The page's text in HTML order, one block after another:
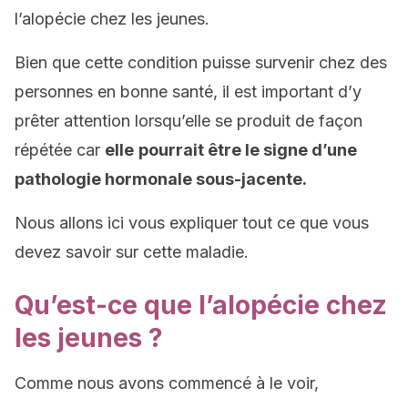
l’alopécie chez les jeunes.
Bien que cette condition puisse survenir chez des
personnes en bonne santé, il est important d’y
prêter attention lorsqu’elle se produit de façon
répétée car elle pourrait être le signe d’une
pathologie hormonale sous-jacente.
Nous allons ici vous expliquer tout ce que vous
devez savoir sur cette maladie.
Qu’est-ce que l’alopécie chez
les jeunes ?
Comme nous avons commencé à le voir,